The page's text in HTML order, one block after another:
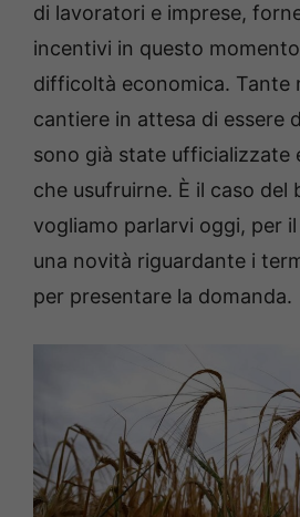
di lavoratori e imprese,
incentivi in questo
difficoltà economica. Tante
cantiere in attesa di essere
sono già state ufficializzate
che usufruirne. È il caso del
vogliamo parlarvi oggi, per il
una novità riguardante i
per presentare la domanda.